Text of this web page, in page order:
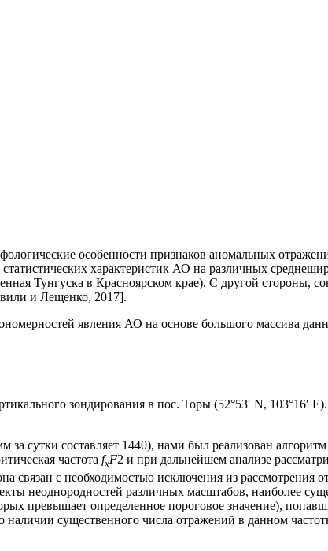
особенности признаков аномальных
характеристик АО на различных
Тунгуска в Красноярском крае). С другой стороны,
и Лещенко, 2017].
явления АО на основе большого массива
зондирования в пoc. Торы (52°53′ N, 103°16′
сутки составляет 1440), нами был реализован
частота fxF2 и при дальнейшем анализе
связан с необходимостью исключения из рассмотрения
неоднородностей различных масштабов, наиболее
превышает определенное пороговое значение),
существенного числа отражений в данном